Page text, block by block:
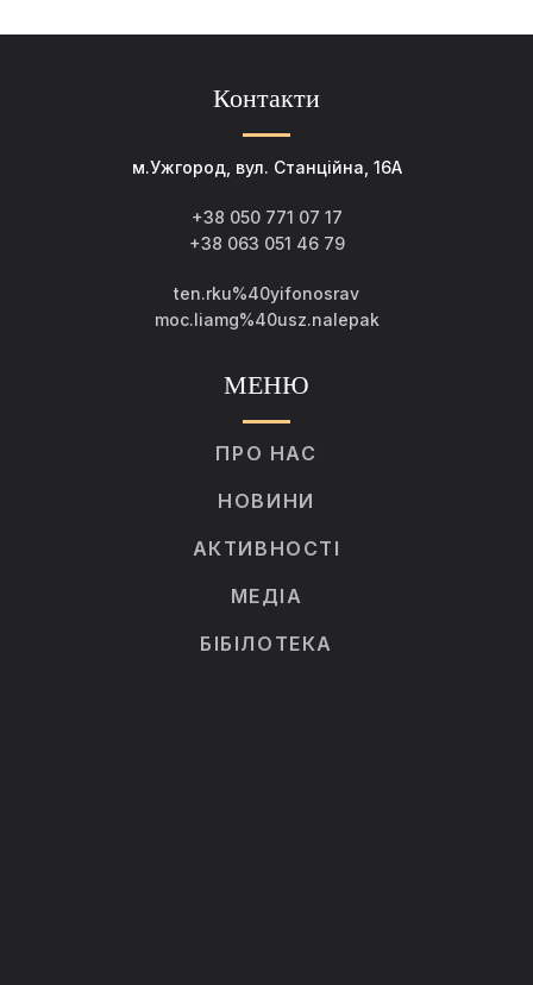
Контакти
м.Ужгород, вул. Станційна, 16А
+38 050 771 07 17
+38 063 051 46 79
ten.rku%40yifonosrav
moc.liamg%40usz.nalepak
МЕНЮ
ПРО НАС
НОВИНИ
АКТИВНОСТІ
МЕДІА
БІБІЛОТЕКА